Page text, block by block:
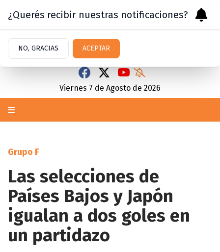
Viernes 7 de Agosto de 2026
Grupo F
Las selecciones de
Países Bajos y Japón
igualan a dos goles en
un partidazo
¿Querés recibir nuestras notificaciones?
NO, GRACIAS ACEPTAR